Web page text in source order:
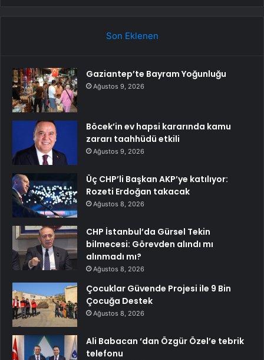
Son Eklenen
Gaziantep’te Bayram Yoğunluğu
Ağustos 9, 2026
Böcek’in ev hapsi kararında kamu
zararı taahhüdü etkili
Ağustos 9, 2026
Üç CHP’li Başkan AKP’ye katılıyor:
Rozeti Erdoğan takacak
Ağustos 8, 2026
CHP İstanbul’da Gürsel Tekin
bilmecesi: Görevden alındı mı
alınmadı mı?
Ağustos 8, 2026
Çocuklar Güvende Projesi ile 9 Bin
Çocuğa Destek
Ağustos 8, 2026
Ali Babacan ‘dan Özgür Özel’e tebrik
telefonu